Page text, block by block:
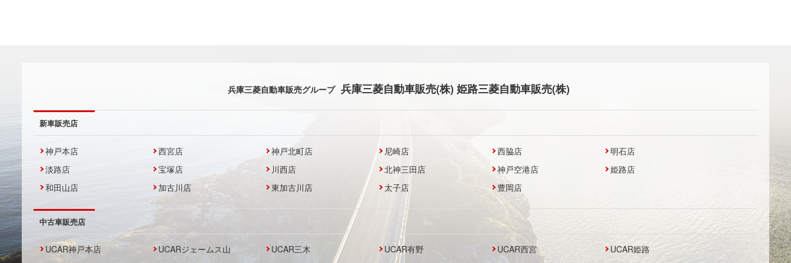
兵庫三菱自動車販売グループ 兵庫三菱自動車販売(株) 姫路三菱自動車販売(株)
新車販売店
神戸本店 西宮店 神戸北町店 尼崎店 西脇店
明石店
淡路店
宝塚店 川西店 北神三田店 神戸空港店
姫路店
和田山店
加古川店 東加古川店 太子店 豊岡店
中古車販売店
UCAR神戸本店 UCARジェームス山 UCAR三木 UCAR有野 UCAR西宮
UCAR姫路